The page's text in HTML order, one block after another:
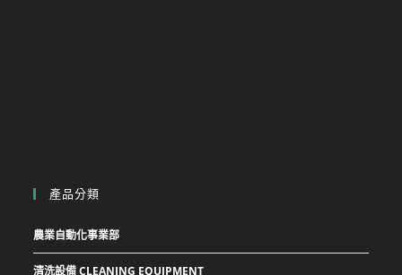
產品分類
農業自動化事業部
清洗設備 CLEANING EQUIPMENT